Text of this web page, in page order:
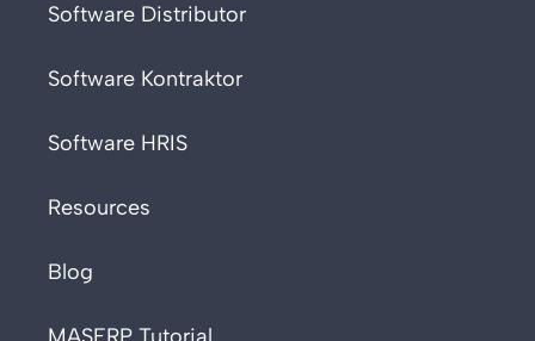
Software Distributor
Software Kontraktor
Software HRIS
Resources
Blog